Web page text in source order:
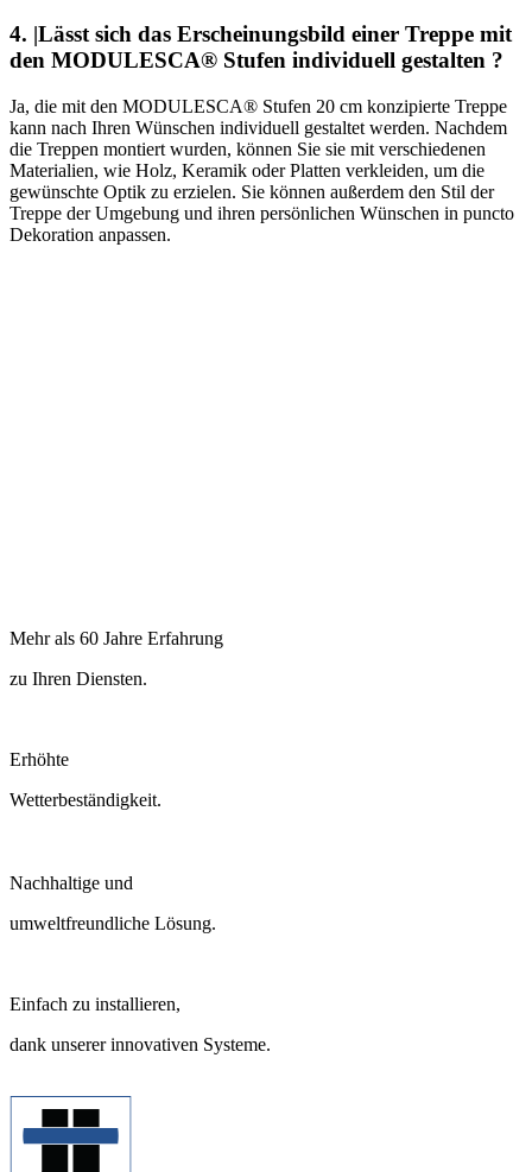
4. |Lässt sich das Erscheinungsbild einer Treppe mit
den MODULESCA® Stufen individuell gestalten ?
Ja, die mit den MODULESCA® Stufen 20 cm konzipierte Treppe
kann nach Ihren Wünschen individuell gestaltet werden. Nachdem
die Treppen montiert wurden, können Sie sie mit verschiedenen
Materialien, wie Holz, Keramik oder Platten verkleiden, um die
gewünschte Optik zu erzielen. Sie können außerdem den Stil der
Treppe der Umgebung und ihren persönlichen Wünschen in puncto
Dekoration anpassen.
Mehr als 60 Jahre Erfahrung
zu Ihren Diensten.
Erhöhte
Wetterbeständigkeit.
Nachhaltige und
umweltfreundliche Lösung.
Einfach zu installieren,
dank unserer innovativen Systeme.